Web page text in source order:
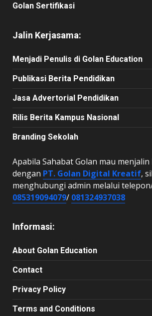
Golan Sertifikasi
Jalin Kerjasama:
Menjadi Penulis di Golan Education
Publikasi Berita Pendidikan
Jasa Advertorial Pendidikan
Rilis Berita Kampus Nasional
Branding Sekolah
Apabila Sahabat Golan mau
dengan PT. Golan Digital Kreatif,
menghubungi admin melalui
085319094079/ 081324937038
Informasi:
About Golan Education
Contact
Privacy Policy
Terms and Conditions